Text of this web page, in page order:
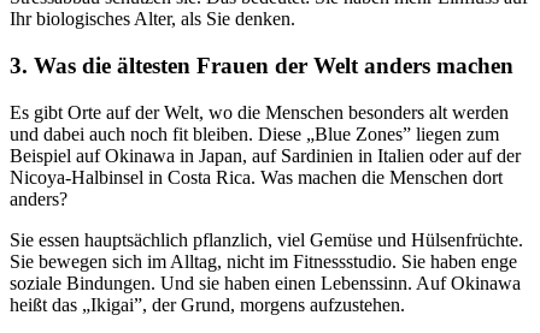
Ihr biologisches Alter, als Sie denken.
3. Was die ältesten Frauen der Welt anders machen
Es gibt Orte auf der Welt, wo die Menschen besonders alt werden
und dabei auch noch fit bleiben. Diese „Blue Zones” liegen zum
Beispiel auf Okinawa in Japan, auf Sardinien in Italien oder auf der
Nicoya-Halbinsel in Costa Rica. Was machen die Menschen dort
anders?
Sie essen hauptsächlich pflanzlich, viel Gemüse und Hülsenfrüchte.
Sie bewegen sich im Alltag, nicht im Fitnessstudio. Sie haben enge
soziale Bindungen. Und sie haben einen Lebenssinn. Auf Okinawa
heißt das „Ikigai”, der Grund, morgens aufzustehen.